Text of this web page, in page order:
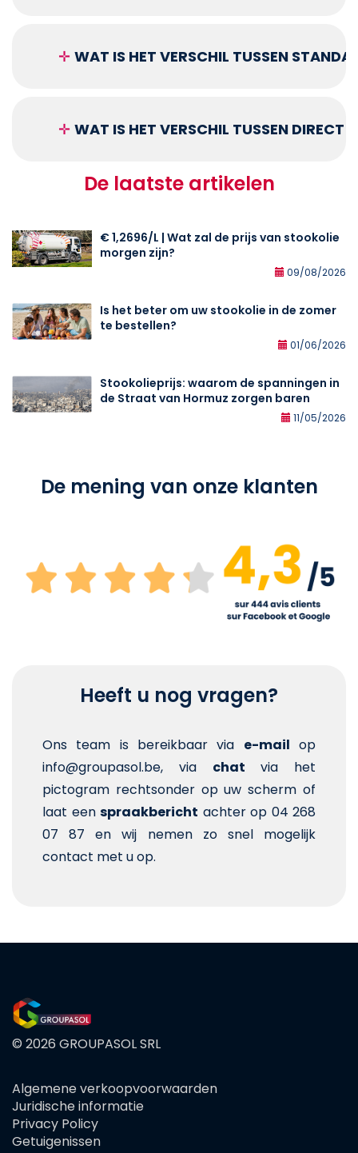
✛ WAT IS HET VERSCHIL TUSSEN
✛ WAT IS HET VERSCHIL TUSSEN DIRECT
De laatste artikelen
€ 1,2696/L | Wat zal de prijs van stookolie
morgen zijn?
09/08/2026
Is het beter om uw stookolie in de zomer
te bestellen?
01/06/2026
Stookolieprijs: waarom de spanningen in
de Straat van Hormuz zorgen baren
11/05/2026
De mening van onze klanten
Heeft u nog vragen?
Ons team is bereikbaar via e-mail op
info@groupasol.be, via chat via het
pictogram rechtsonder op uw scherm of
laat een spraakbericht achter op 04 268
07 87 en wij nemen zo snel mogelijk
contact met u op.
© 2026 GROUPASOL SRL
FOOTER
MENU
Algemene verkoopvoorwaarden
Juridische informatie
Privacy Policy
Getuigenissen